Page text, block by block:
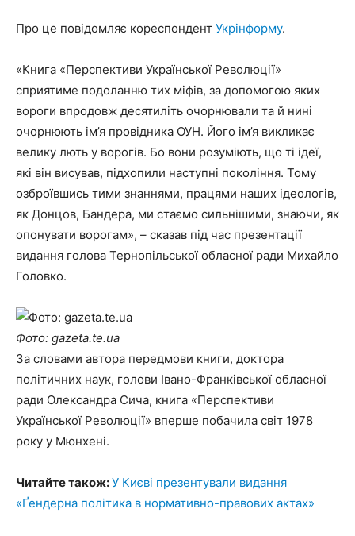
Про це повідомляє кореспондент Укрінформу.
«Книга «Перспективи Української Революції»
сприятиме подоланню тих міфів, за допомогою яких
вороги впродовж десятиліть очорнювали та й нині
очорнюють ім’я провідника ОУН. Його ім’я викликає
велику лють у ворогів. Бо вони розуміють, що ті ідеї,
які він висував, підхопили наступні покоління. Тому
озброївшись тими знаннями, працями наших ідеологів,
як Донцов, Бандера, ми стаємо сильнішими, знаючи, як
опонувати ворогам», – сказав під час презентації
видання голова Тернопільської обласної ради Михайло
Головко.
Фото: gazeta.te.ua
За словами автора передмови книги, доктора
політичних наук, голови Івано-Франківської обласної
ради Олександра Сича, книга «Перспективи
Української Революції» вперше побачила світ 1978
року у Мюнхені.
Читайте також:У Києві презентували видання
«Ґендерна політика в нормативно-правових актах»